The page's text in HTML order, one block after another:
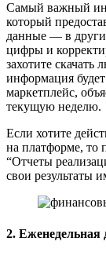
Самый важный
который
данные — в
цифры и
захотите скачать
информация
маркетплейс,
текущую неделю.
Если хотите
на платформе, то
“Отчеты
свои результаты
2. Еженедельная